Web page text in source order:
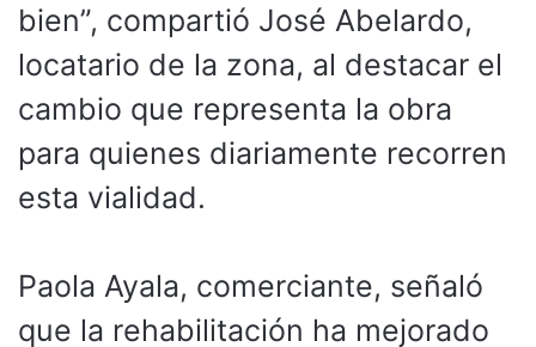
bien”, compartió José Abelardo,
locatario de la zona, al destacar el
cambio que representa la obra
para quienes diariamente recorren
esta vialidad.
Paola Ayala, comerciante, señaló
que la rehabilitación ha mejorado